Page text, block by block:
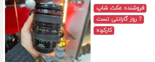
فروشنده مکث شاپ
7 روز گارانتی تست
کارکرده